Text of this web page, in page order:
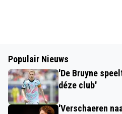
Populair Nieuws
'De Bruyne
déze club'
'Verschaeren